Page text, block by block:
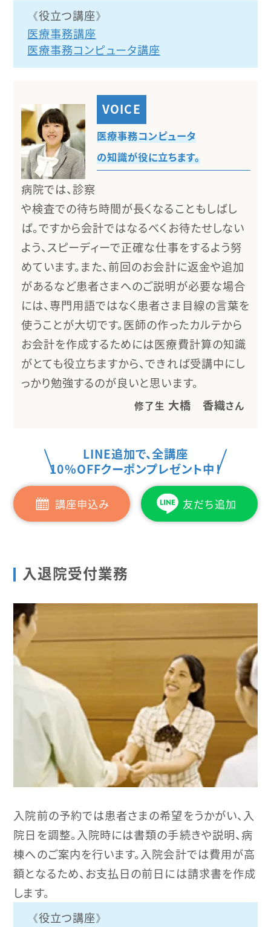
役立つ講座
医療事務講座
医療事務コンピュータ講座
医療事務コンピュータ
の知識が役に立ちます。
病院では、診察
や検査での待ち時間が長くなることもしばし
ば。ですから会計ではなるべくお待たせしない
よう、スピーディーで正確な仕事をするよう努
めています。また、前回のお会計に返金や追加
があるなど患者さまへのご説明が必要な場合
には、専門用語ではなく患者さま目線の言葉を
使うことが大切です。医師の作ったカルテから
お会計を作成するためには医療費計算の知識
がとても役立ちますから、できれば受講中にし
っかり勉強するのが良いと思います。
修了生 大橋 香織さん
LINE追加で、全講座
10%OFFクーポンプレゼント中！
講座申込み 友だち追加
入退院受付業務
入院前の予約では患者さまの希望をうかがい、入
院日を調整。入院時には書類の手続きや説明、病
棟へのご案内を行います。入院会計では費用が高
額となるため、お支払日の前日には請求書を作成
します。
役立つ講座